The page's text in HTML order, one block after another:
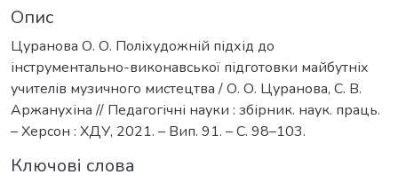
Опис
Цуранова О. О. Поліхудожній підхід до
інструментально-виконавської підготовки майбутніх
учителів музичного мистецтва / О. О. Цуранова, С. В.
Аржанухіна // Педагогічні науки : збірник. наук. праць.
– Херсон : ХДУ, 2021. – Вип. 91. – С. 98–103.
Ключові слова